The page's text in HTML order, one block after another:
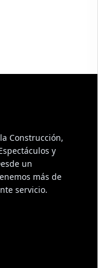
Construcción,
y
un
más de
servicio.